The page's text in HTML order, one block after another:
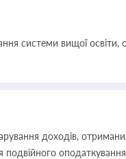
системи вищої освіти,
доходів,
подвійного оподаткування